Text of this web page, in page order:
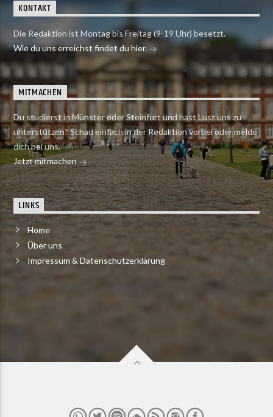
KONTAKT
Die Redaktion ist Montag bis Freitag (9-19 Uhr) besetzt.
Wie du uns erreichst findet du hier.
MITMACHEN
Du studierst in Münster oder Steinfurt und hast Lust uns zu
unterstützen? Schau einfach in der Redaktion vorbei oder melde
dich bei uns.
Jetzt mitmachen
LINKS
Home
Über uns
Impressum & Datenschutzerklärung